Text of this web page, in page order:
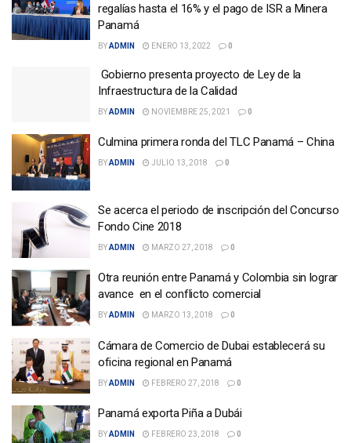
regalías hasta el 16% y el pago de ISR a Minera
Panamá
BYADMIN ENERO 13, 2022 0
Gobierno presenta proyecto de Ley de la
Infraestructura de la Calidad
BYADMIN NOVIEMBRE 25, 2021 0
Culmina primera ronda del TLC Panamá – China
BYADMIN JULIO 13, 2018 0
Se acerca el periodo de inscripción del Concurso
Fondo Cine 2018
BYADMIN MARZO 27, 2018 0
Otra reunión entre Panamá y Colombia sin lograr
avance en el conflicto comercial
BYADMIN MARZO 13, 2018 0
Cámara de Comercio de Dubai establecerá su
oficina regional en Panamá
BYADMIN FEBRERO 27, 2018 0
Panamá exporta Piña a Dubái
BYADMIN FEBRERO 23, 2018 0